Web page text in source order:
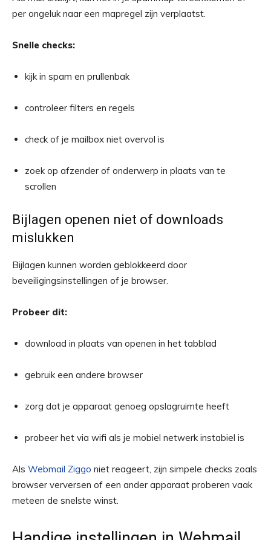
per ongeluk naar een mapregel zijn verplaatst.
Snelle checks:
kijk in spam en prullenbak
controleer filters en regels
check of je mailbox niet overvol is
zoek op afzender of onderwerp in plaats van te
scrollen
Bijlagen openen niet of downloads
mislukken
Bijlagen kunnen worden geblokkeerd door
beveiligingsinstellingen of je browser.
Probeer dit:
download in plaats van openen in het tabblad
gebruik een andere browser
zorg dat je apparaat genoeg opslagruimte heeft
probeer het via wifi als je mobiel netwerk instabiel is
Als Webmail Ziggo niet reageert, zijn simpele checks zoals
browser verversen of een ander apparaat proberen vaak
meteen de snelste winst.